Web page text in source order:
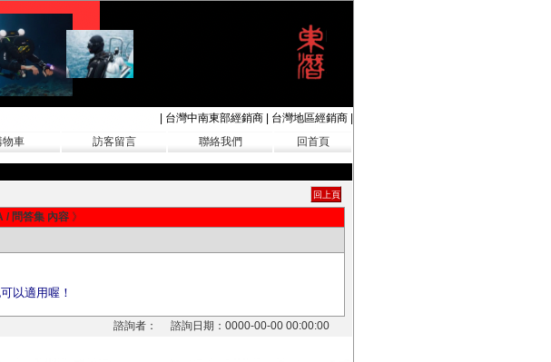
台灣中南東部經銷商 台灣地區經銷商
物車 訪客留言 聯絡我們 回首頁
/ 問答集 內容 》
以適用喔！
諮詢者： 諮詢日期：0000-00-00 00:00:00